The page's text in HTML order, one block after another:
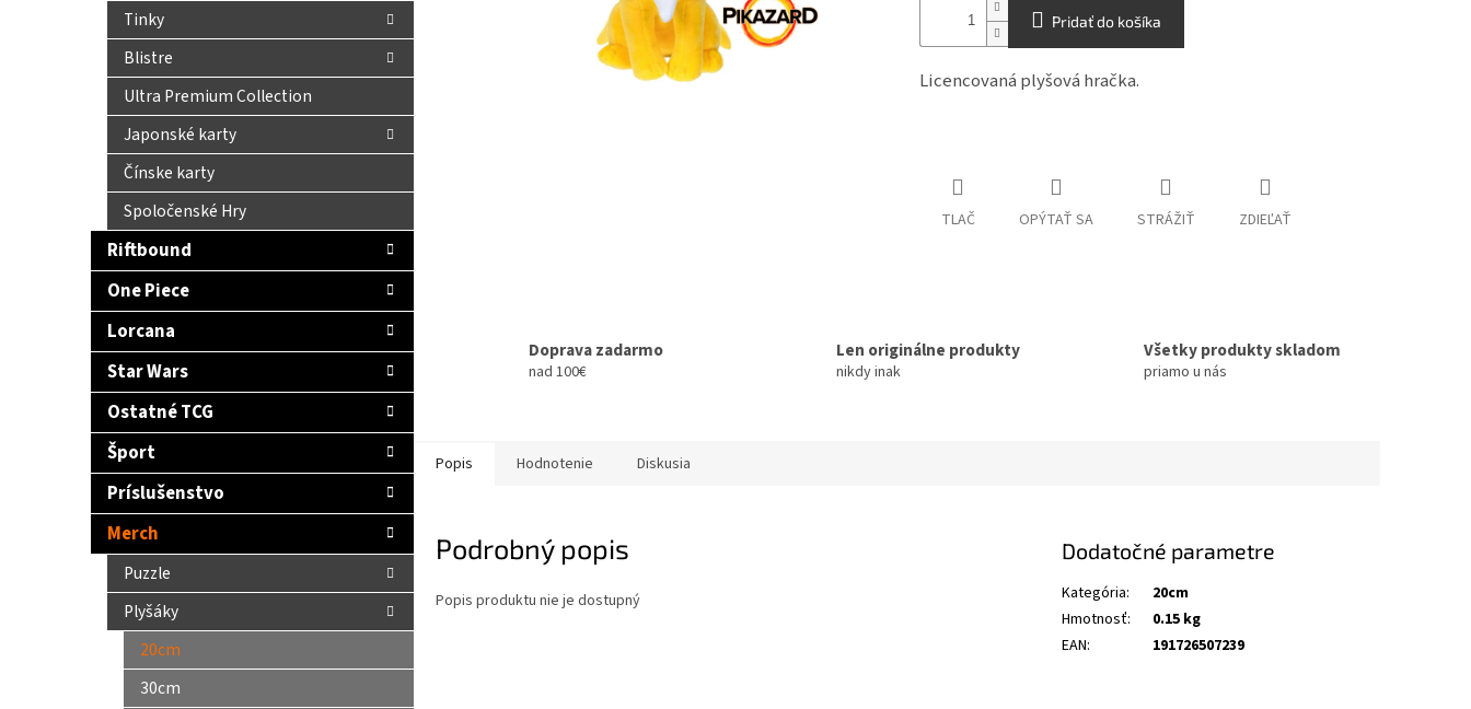
Tinky
Blistre
Ultra Premium Collection
Japonské karty
Čínske karty
Spoločenské Hry
Riftbound
One Piece
Lorcana
Star Wars
Ostatné TCG
Šport
Príslušenstvo
Merch
Puzzle
Plyšáky
20cm
30cm
Pridať do košíka
Licencovaná plyšová hračka.
TLAČ OPÝTAŤ SA STRÁŽIŤ ZDIEĽAŤ
Doprava zadarmo
nad 100€
Len originálne produkty
nikdy inak
Všetky produkty skladom
priamo u nás
Popis Hodnotenie Diskusia
Podrobný popis
Popis produktu nie je dostupný
Dodatočné parametre
Kategória:
20cm
Hmotnosť:
0.15 kg
EAN: 191726507239